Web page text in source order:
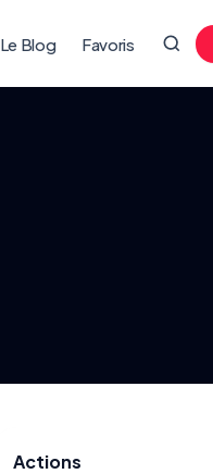
Le Blog Favoris
Actions